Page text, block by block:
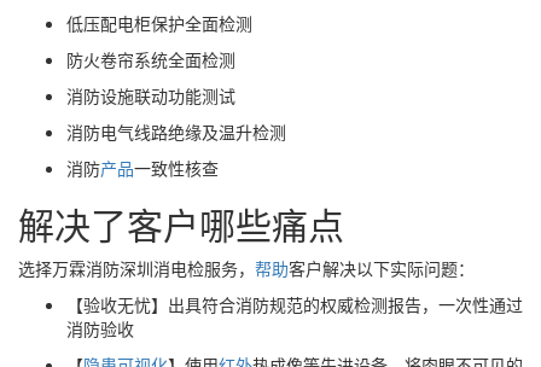
低压配电柜保护全面检测
防火卷帘系统全面检测
消防设施联动功能测试
消防电气线路绝缘及温升检测
消防产品一致性核查
解决了客户哪些痛点
选择万霖消防深圳消电检服务， 帮助客户解决以下实际问题：
【验收无忧】出具符合消防规范的权威检测报告，一次性通过
消防验收